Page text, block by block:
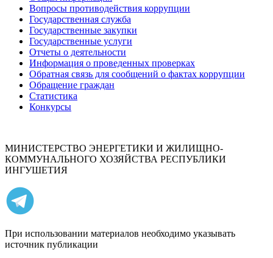
Вопросы противодействия коррупции
Государственная служба
Государственные закупки
Государственные услуги
Отчеты о деятельности
Информация о проведенных проверках
Обратная связь для сообщений о фактах коррупции
Обращение граждан
Статистика
Конкурсы
МИНИСТЕРСТВО ЭНЕРГЕТИКИ И ЖИЛИЩНО-
КОММУНАЛЬНОГО ХОЗЯЙСТВА РЕСПУБЛИКИ
ИНГУШЕТИЯ
При использовании материалов необходимо указывать
источник публикации